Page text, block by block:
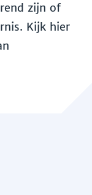
zijn of
Kijk hier